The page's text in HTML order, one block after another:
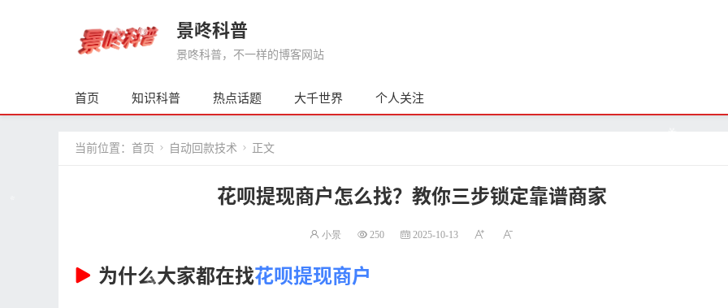
景咚科普
景咚科普，不一样的博客网站
首页 知识科普 热点话题 大千世界 个人关注
当前位置： 首页  自动回款技术  正文
花呗提现商户怎么找？教你三步锁定靠谱商家
小景 250 2025-10-13
为什么大家都在找花呗提现商户